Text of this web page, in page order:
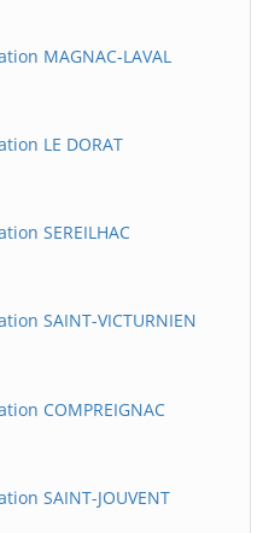
MAGNAC-LAVAL
LE DORAT
SEREILHAC
SAINT-VICTURNIEN
COMPREIGNAC
SAINT-JOUVENT